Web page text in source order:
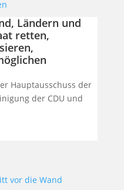
Ländern und
retten,
Hauptausschuss der
der CDU und